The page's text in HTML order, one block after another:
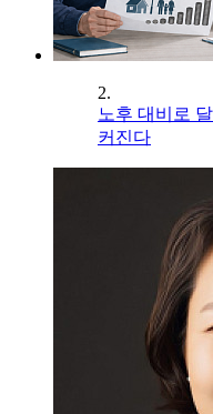
2.
노후 대비로
커진다